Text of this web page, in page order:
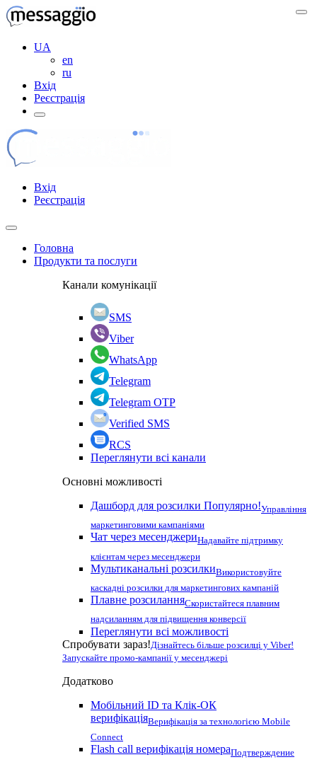
UA
en
ru
Вхід
Реєстрація
Вхід
Реєстрація
Головна
Продукти та послуги
Канали комунікації
SMS
Viber
WhatsApp
Telegram
Telegram OTP
Verified SMS
RCS
Переглянути всі канали
Основні можливості
Дашборд для розсилки Популярно!Управління
маркетинговими кампаніями
Чат через месенджериНадавайте підтримку
клієнтам через месенджери
Мультиканальні розсилкиВикористовуйте
каскадні розсилки для маркетингових кампаній
Плавне розсиланняСкористайтеся плавним
надсиланням для підвищення конверсії
Переглянути всі можливості
Спробувати зараз!Дізнайтесь більше розсилці у Viber!
Запускайте промо-кампанії у месенджері
Додатково
Мобільний ID та Клік-ОК
верифікаціяВерифікація за технологією Mobile
Connect
Flash call верифікація номераПодтверждение